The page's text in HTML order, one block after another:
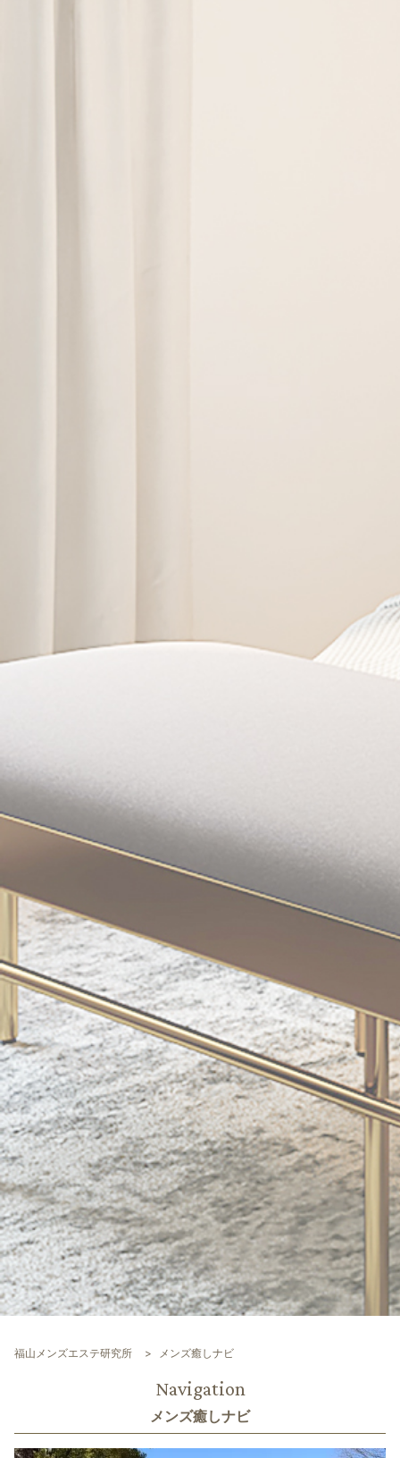
福山メンズエステ研究所 メンズ癒しナビ
Navigation